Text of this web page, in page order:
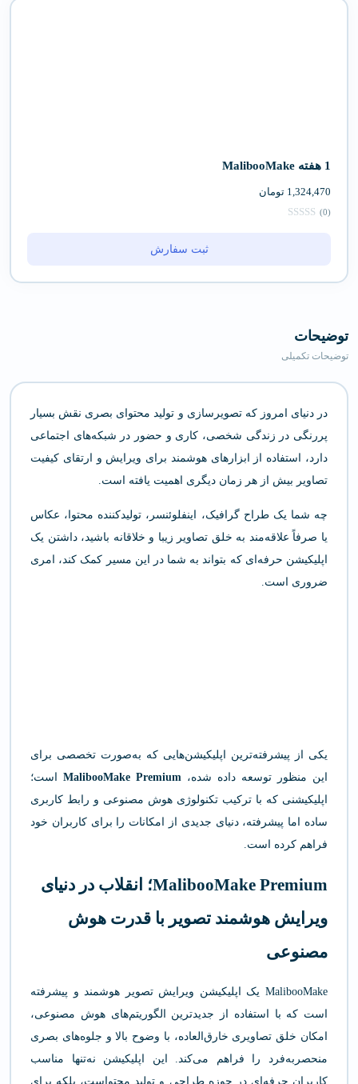
1 هفته MalibooMake
1,324,470 تومان
(0)
ثبت سفارش
توضیحات
توضیحات تکمیلی
در دنیای امروز که تصویرسازی و تولید محتوای بصری نقش بسیار
پررنگی در زندگی شخصی، کاری و حضور در شبکه‌های اجتماعی
دارد، استفاده از ابزارهای هوشمند برای ویرایش و ارتقای کیفیت
تصاویر بیش از هر زمان دیگری اهمیت یافته است.
چه شما یک طراح گرافیک، اینفلوئنسر، تولیدکننده محتوا، عکاس
یا صرفاً علاقه‌مند به خلق تصاویر زیبا و خلاقانه باشید، داشتن یک
اپلیکیشن حرفه‌ای که بتواند به شما در این مسیر کمک کند، امری
ضروری است.
یکی از پیشرفته‌ترین اپلیکیشن‌هایی که به‌صورت تخصصی برای
این منظور توسعه داده شده، MalibooMake Premium است؛
اپلیکیشنی که با ترکیب تکنولوژی هوش مصنوعی و رابط کاربری
ساده اما پیشرفته، دنیای جدیدی از امکانات را برای کاربران خود
فراهم کرده است.
MalibooMake Premium؛ انقلاب در دنیای
ویرایش هوشمند تصویر با قدرت هوش
مصنوعی
MalibooMake یک اپلیکیشن ویرایش تصویر هوشمند و پیشرفته
است که با استفاده از جدیدترین الگوریتم‌های هوش مصنوعی،
امکان خلق تصاویری خارق‌العاده، با وضوح بالا و جلوه‌های بصری
منحصربه‌فرد را فراهم می‌کند. این اپلیکیشن نه‌تنها مناسب
کاربران حرفه‌ای در حوزه طراحی و تولید محتواست، بلکه برای